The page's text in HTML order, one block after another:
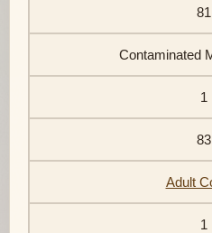
81
Contaminated
1
83
Adult
1